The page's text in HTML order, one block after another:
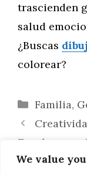
We value
trascienden
salud
¿Buscas
colorear?
Familia,
Escolares en
de Navidad